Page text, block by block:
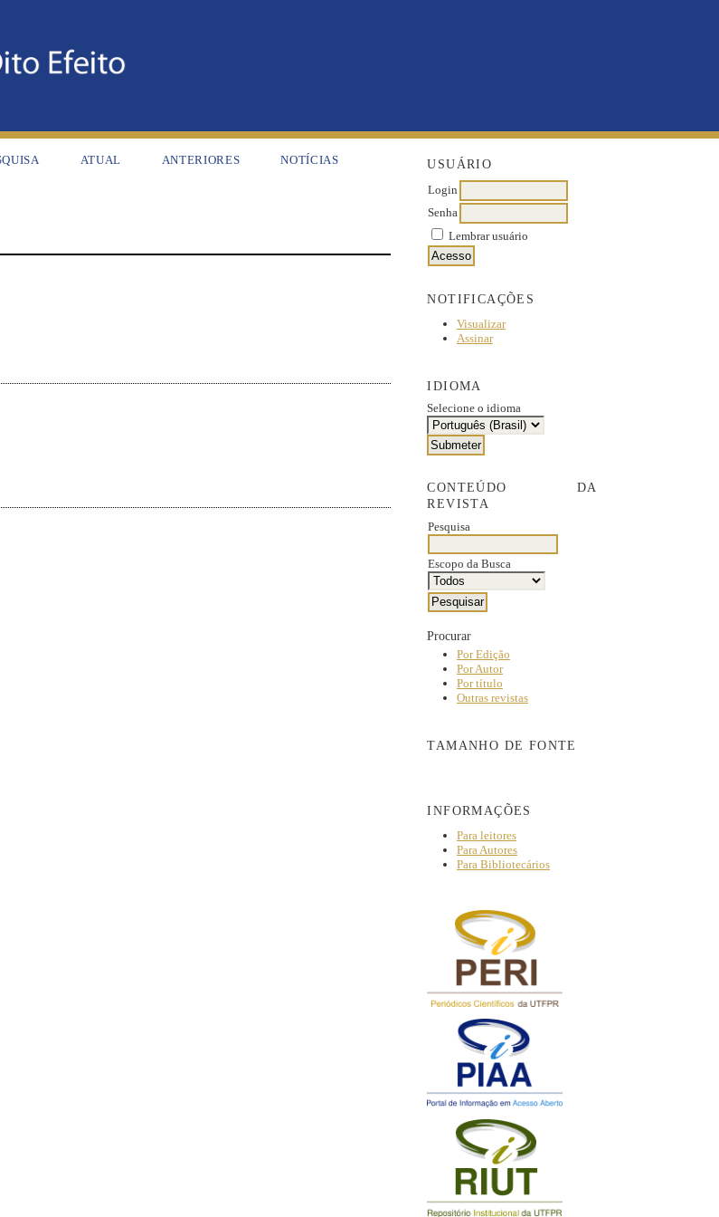
USUÁRIO
Login
Senha
Lembrar usuário
NOTIFICAÇÕES
Visualizar
Assinar
IDIOMA
Selecione o idioma
CONTEÚDO DA
REVISTA
Pesquisa
Escopo da Busca
Procurar
Por Edição
Por Autor
Por título
Outras revistas
TAMANHO DE FONTE
INFORMAÇÕES
Para leitores
Para Autores
Para Bibliotecários
ATUAL ANTERIORES NOTÍCIAS